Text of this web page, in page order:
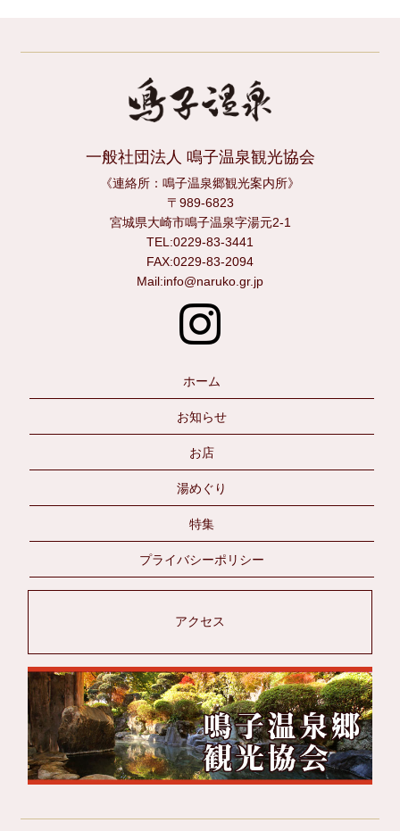
一般社団法人 鳴子温泉観光協会
《連絡所：鳴子温泉郷観光案内所》
〒989-6823
宮城県大崎市鳴子温泉字湯元2-1
TEL:0229-83-3441
FAX:0229-83-2094
Mail:info@naruko.gr.jp
ホーム
お知らせ
お店
湯めぐり
特集
プライバシーポリシー
アクセス